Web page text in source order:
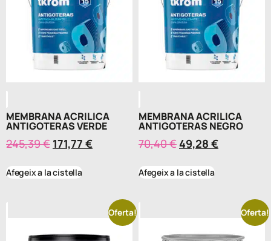
MEMBRANA ACRILICA
ANTIGOTERAS VERDE
245,39€ 171,77 €
Afegeix a la cistella
MEMBRANA ACRILICA
ANTIGOTERAS NEGRO
70,40€ 49,28 €
Afegeix a la cistella
Oferta! Oferta!